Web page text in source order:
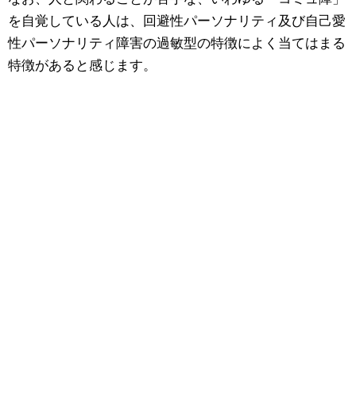
を自覚している人は、回避性パーソナリティ及び自己愛
性パーソナリティ障害の過敏型の特徴によく当てはまる
特徴があると感じます。